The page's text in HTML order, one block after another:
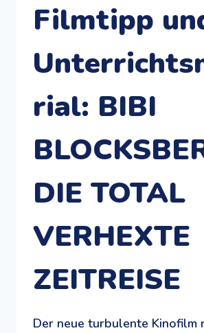
Filmtipp
rial: BIBI
DIE TOTAL
VERHEXTE
ZEITREISE
Der neue turbulente Kinofilm